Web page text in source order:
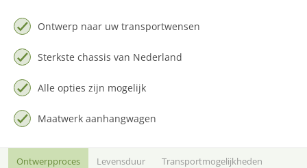
Ontwerp naar uw transportwensen
Sterkste chassis van Nederland
Alle opties zijn mogelijk
Maatwerk aanhangwagen
Ontwerpproces Levensduur Transportmogelijkheden